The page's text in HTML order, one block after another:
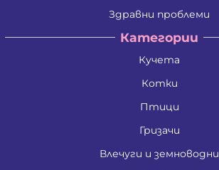
Здравни проблеми
Категории
Кучета
Котки
Птици
Гризачи
Влечуги и земноводни